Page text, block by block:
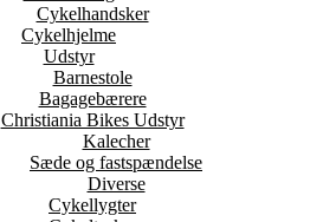
Cykelhandsker
Cykelhjelme
Udstyr
Barnestole
Bagagebærere
Christiania Bikes Udstyr
Kalecher
Sæde og fastspændelse
Diverse
Cykellygter